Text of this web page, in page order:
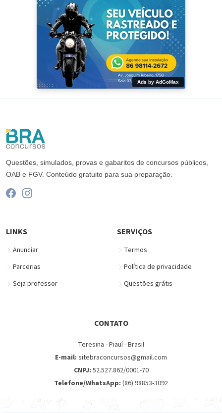
Ads by AdGoMax
Questões, simulados, provas e gabaritos de concursos públicos,
OAB e FGV. Conteúdo gratuito para sua preparação.
LINKS
Anunciar
Parcerias
Seja professor
SERVIÇOS
Termos
Política de privacidade
Questões grátis
CONTATO
Teresina - Piauí - Brasil
E-mail: sitebraconcursos@gmail.com
CNPJ: 52.527.862/0001-70
Telefone/WhatsApp: (86) 98853-3092